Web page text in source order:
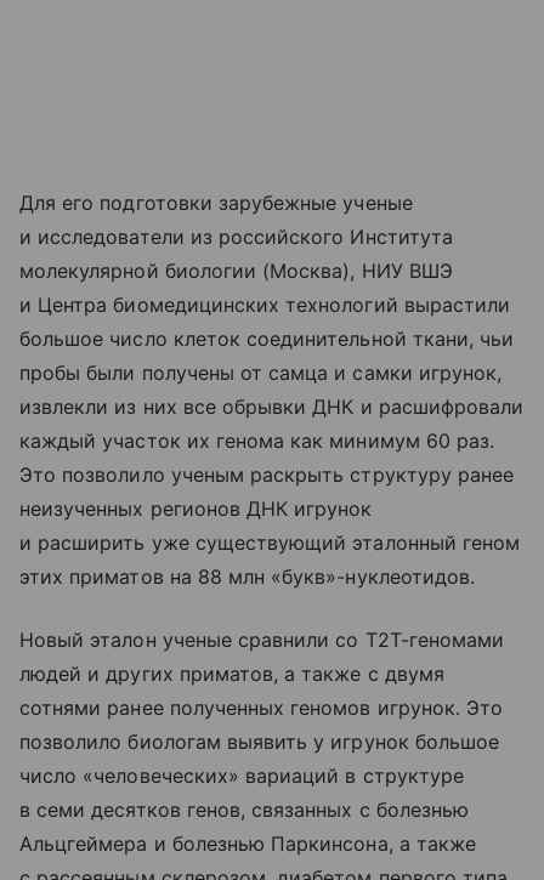
Для его подготовки зарубежные ученые
и исследователи из российского Института
молекулярной биологии (Москва), НИУ ВШЭ
и Центра биомедицинских технологий вырастили
большое число клеток соединительной ткани, чьи
пробы были получены от самца и самки игрунок,
извлекли из них все обрывки ДНК и расшифровали
каждый участок их генома как минимум 60 раз.
Это позволило ученым раскрыть структуру ранее
неизученных регионов ДНК игрунок
и расширить уже существующий эталонный геном
этих приматов на 88 млн «букв»-нуклеотидов.
Новый эталон ученые сравнили со T2T-геномами
людей и других приматов, а также с двумя
сотнями ранее полученных геномов игрунок. Это
позволило биологам выявить у игрунок большое
число «человеческих» вариаций в структуре
в семи десятков генов, связанных с болезнью
Альцгеймера и болезнью Паркинсона, а также